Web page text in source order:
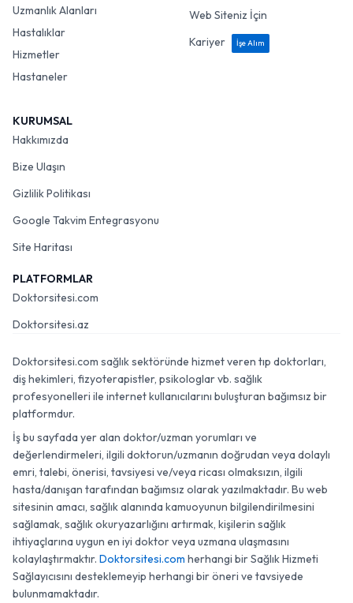
Uzmanlık Alanları
Hastalıklar
Hizmetler
Hastaneler
Web Siteniz İçin
Kariyer
İşe Alım
KURUMSAL
Hakkımızda
Bize Ulaşın
Gizlilik Politikası
Google Takvim Entegrasyonu
Site Haritası
PLATFORMLAR
Doktorsitesi.com
Doktorsitesi.az
Doktorsitesi.com sağlık sektöründe hizmet veren tıp doktorları,
diş hekimleri, fizyoterapistler, psikologlar vb. sağlık
profesyonelleri ile internet kullanıcılarını buluşturan bağımsız bir
platformdur.
İş bu sayfada yer alan doktor/uzman yorumları ve
değerlendirmeleri, ilgili doktorun/uzmanın doğrudan veya dolaylı
emri, talebi, önerisi, tavsiyesi ve/veya ricası olmaksızın, ilgili
hasta/danışan tarafından bağımsız olarak yazılmaktadır. Bu web
sitesinin amacı, sağlık alanında kamuoyunun bilgilendirilmesini
sağlamak, sağlık okuryazarlığını artırmak, kişilerin sağlık
ihtiyaçlarına uygun en iyi doktor veya uzmana ulaşmasını
kolaylaştırmaktır. Doktorsitesi.com herhangi bir Sağlık Hizmeti
Sağlayıcısını desteklemeyip herhangi bir öneri ve tavsiyede
bulunmamaktadır.